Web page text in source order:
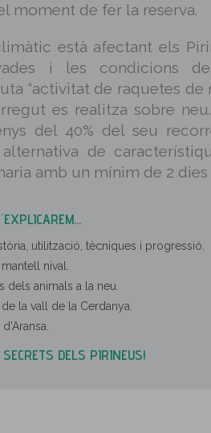
moment de fer la reserva.
està afectant els
i les condicions
“activitat de raquetes
es realitza sobre
del 40% del seu
de
amb un mínim de 2
utilització, tècniques i progressió.
nival.
dels animals a la neu.
la vall de la Cerdanya.
DELS PIRINEUS!